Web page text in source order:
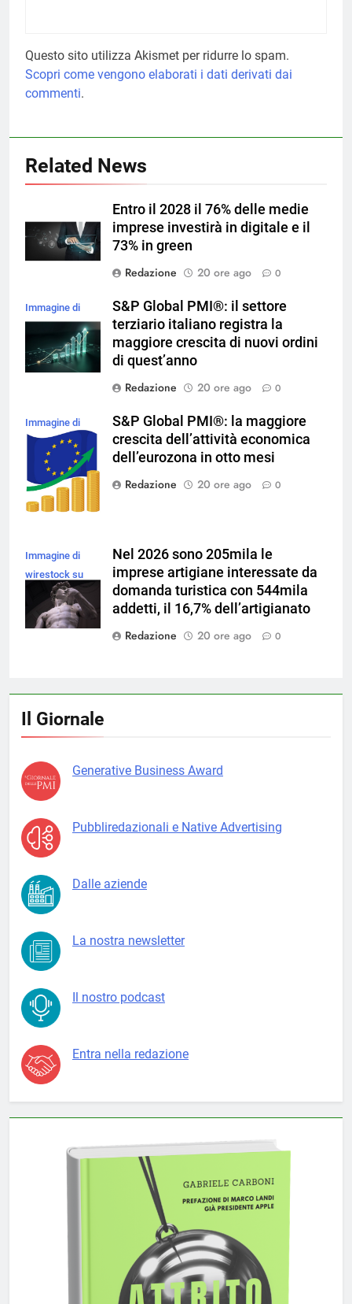
Questo sito utilizza Akismet per ridurre lo spam.
Scopri come vengono elaborati i dati derivati dai
commenti.
Related News
Entro il 2028 il 76% delle medie
imprese investirà in digitale e il
73% in green
Redazione
20 ore ago 0
Immagine di
S&P Global PMI®: il settore
terziario italiano registra la
maggiore crescita di nuovi ordini
di quest’anno
Redazione
20 ore ago 0
Immagine di
brgfx su
Magnific
S&P Global PMI®: la maggiore
crescita dell’attività economica
dell’eurozona in otto mesi
Redazione
20 ore ago 0
Immagine di
wirestock su
Magnific
Nel 2026 sono 205mila le
imprese artigiane interessate da
domanda turistica con 544mila
addetti, il 16,7% dell’artigianato
Redazione
20 ore ago 0
Il Giornale
Generative Business Award
Pubbliredazionali e Native Advertising
Dalle aziende
La nostra newsletter
Il nostro podcast
Entra nella redazione